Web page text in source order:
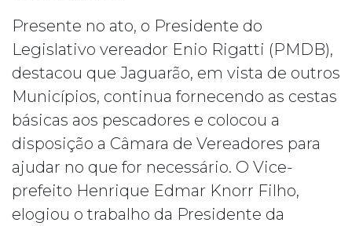
Presente no ato, o Presidente do
Legislativo vereador Enio Rigatti (PMDB),
destacou que Jaguarão, em vista de outros
Municípios, continua fornecendo as cestas
básicas aos pescadores e colocou a
disposição a Câmara de Vereadores para
ajudar no que for necessário. O Vice-
prefeito Henrique Edmar Knorr Filho,
elogiou o trabalho da Presidente da